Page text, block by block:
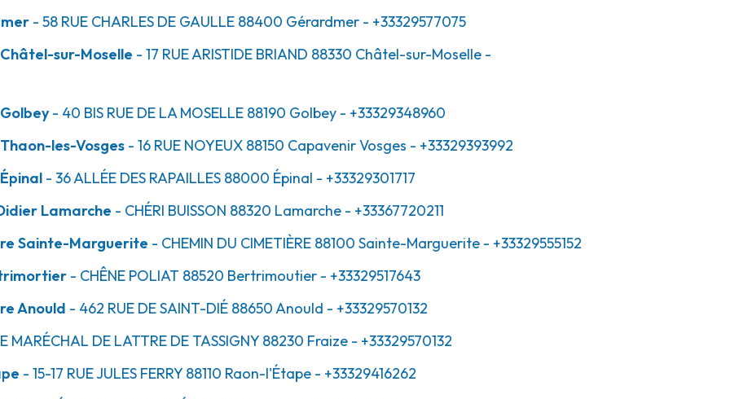
Vosges
- 58 RUE CHARLES DE GAULLE 88400 Gérardmer - +33329577075
sur-Moselle - 17 RUE ARISTIDE BRIAND 88330 Châtel-sur-Moselle -
- 40 BIS RUE DE LA MOSELLE 88190 Golbey - +33329348960
les-Vosges - 16 RUE NOYEUX 88150 Capavenir Vosges - +33329393992
- 36 ALLÉE DES RAPAILLES 88000 Épinal - +33329301717
Lamarche - CHÉRI BUISSON 88320 Lamarche - +33367720211
Sainte-Marguerite - CHEMIN DU CIMETIÈRE 88100 Sainte-Marguerite - +33329555152
- CHÊNE POLIAT 88520 Bertrimoutier - +33329517643
Anould - 462 RUE DE SAINT-DIÉ 88650Anould - +33329570132
MARÉCHAL DE LATTRE DE TASSIGNY 88230 Fraize - +33329570132
- 15-17 RUE JULES FERRY 88110 Raon-l'Étape - +33329416262